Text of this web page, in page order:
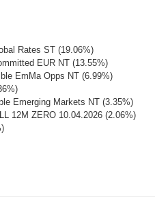
Rates ST (19.06%)
EUR NT (13.55%)
EmMa Opps NT (6.99%)
Emerging Markets NT (3.35%)
12M ZERO 10.04.2026 (2.06%)
Responsible Japan NT CHF (1.34%)